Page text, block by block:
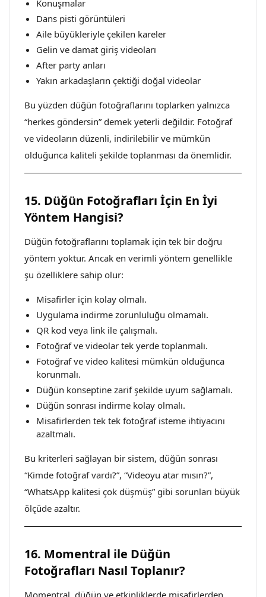
Konuşmalar
Dans pisti görüntüleri
Aile büyükleriyle çekilen kareler
Gelin ve damat giriş videoları
After party anları
Yakın arkadaşların çektiği doğal videolar
Bu yüzden düğün fotoğraflarını toplarken yalnızca
“herkes göndersin” demek yeterli değildir. Fotoğraf
ve videoların düzenli, indirilebilir ve mümkün
olduğunca kaliteli şekilde toplanması da önemlidir.
15. Düğün Fotoğrafları İçin En İyi
Yöntem Hangisi?
Düğün fotoğraflarını toplamak için tek bir doğru
yöntem yoktur. Ancak en verimli yöntem genellikle
şu özelliklere sahip olur:
Misafirler için kolay olmalı.
Uygulama indirme zorunluluğu olmamalı.
QR kod veya link ile çalışmalı.
Fotoğraf ve videolar tek yerde toplanmalı.
Fotoğraf ve video kalitesi mümkün olduğunca
korunmalı.
Düğün konseptine zarif şekilde uyum sağlamalı.
Düğün sonrası indirme kolay olmalı.
Misafirlerden tek tek fotoğraf isteme ihtiyacını
azaltmalı.
Bu kriterleri sağlayan bir sistem, düğün sonrası
“Kimde fotoğraf vardı?”, “Videoyu atar mısın?”,
“WhatsApp kalitesi çok düşmüş” gibi sorunları büyük
ölçüde azaltır.
16. Momentral ile Düğün
Fotoğrafları Nasıl Toplanır?
Momentral, düğün ve etkinliklerde misafirlerden